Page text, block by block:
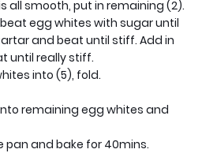
all smooth, put in remaining (2).
egg whites with sugar until
and beat until stiff. Add in
until really stiff.
into (5), fold.
remaining egg whites and
pan and bake for 40mins.